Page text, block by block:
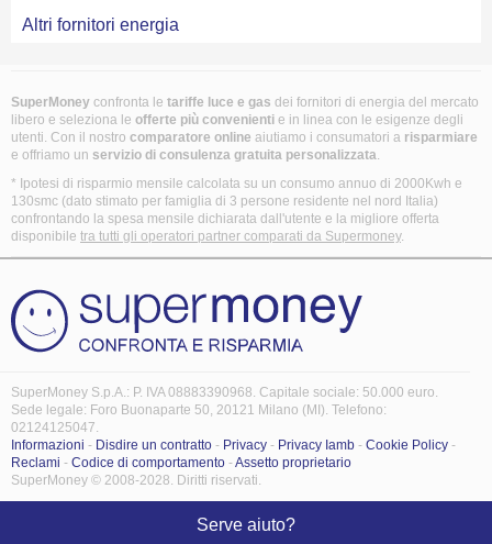
Altri fornitori energia
SuperMoney confronta le tariffe luce e gas dei fornitori di energia del mercato
libero e seleziona le offerte più convenienti e in linea con le esigenze degli
utenti. Con il nostro comparatore online aiutiamo i consumatori a risparmiare
e offriamo un servizio di consulenza gratuita personalizzata.
* Ipotesi di risparmio mensile calcolata su un consumo annuo di 2000Kwh e
130smc (dato stimato per famiglia di 3 persone residente nel nord Italia)
confrontando la spesa mensile dichiarata dall'utente e la migliore offerta
disponibile tra tutti gli operatori partner comparati da Supermoney.
SuperMoney S.p.A.: P. IVA 08883390968. Capitale sociale: 50.000 euro.
Sede legale: Foro Buonaparte 50, 20121 Milano (MI). Telefono:
02124125047.
Informazioni - Disdire un contratto - Privacy - Privacy Iamb - Cookie Policy -
Reclami - Codice di comportamento -Assetto proprietario
SuperMoney © 2008-2028. Diritti riservati.
Serve aiuto?